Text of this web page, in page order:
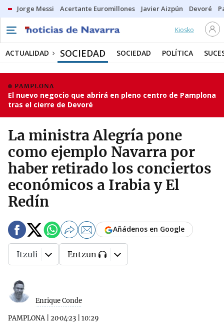
Jorge Messi Acertante Euromillones Javier Aizpún Devoré
Kiosko
ACTUALIDAD SOCIEDAD SOCIEDAD POLÍTICA
PAMPLONA
El nuevo negocio que abrirá en pleno centro de Pamplona
tras el cierre de Devoré
La ministra Alegría pone
como ejemplo Navarra por
haber retirado los conciertos
económicos a Irabia y El
Redín
Enrique Conde
PAMPLONA| 20·04·23 10:29
Añádenos en Google
Itzuli Entzun